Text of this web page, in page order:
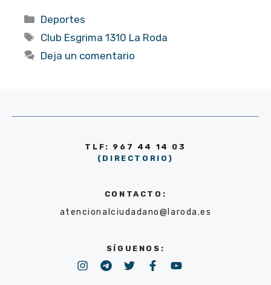
Categorías
Deportes
Etiquetas
Club Esgrima 1310 La Roda
Deja un comentario
TLF: 967 44 14 03
(DIRECTORIO)
CONTACTO:
atencionalciudadano@laroda.es
SÍGUENOS: